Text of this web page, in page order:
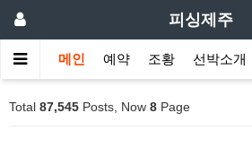
피싱제주
메인 예약 조황 선박소개
Total 87,545 Posts, Now 8 Page